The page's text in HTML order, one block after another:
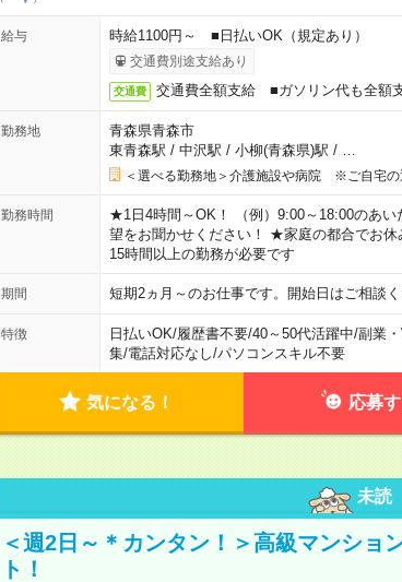
給与 時給1100円～ ■日払いOK（規定あり）
交通費別途支給あり
交通費 交通費全額支給 ■ガソリン代も全額
勤務地
青森県青森市
東青森駅 / 中沢駅 / 小柳(青森県)駅 / …
＜選べる勤務地＞介護施設や病院 ※ご自宅の
勤務時間
★1日4時間～OK！ （例）9:00～18:00のあ
望をお聞かせください！ ★家庭の都合でお
15時間以上の勤務が必要です
期間 短期2ヵ月～のお仕事です。開始日はご相談
特徴 日払いOK/履歴書不要/40～50代活躍中/副業
集/電話対応なし/パソコンスキル不要
気になる！ 応募
未読
＜週2日～＊カンタン！＞高級マンショ
ト！